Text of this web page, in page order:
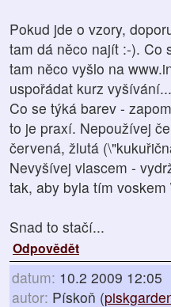
Pokud jde o vzory,
tam dá něco najít :-). Co
tam něco vyšlo na
uspořádat kurz vyšívání...
Co se týká barev -
to je praxí. Nepoužívej
červená, žlutá
Nevyšívej vlascem -
tak, aby byla tím
Snad to stačí...
Odpovědět
datum: 10.2 2009 12:05
autor: Pískoň (